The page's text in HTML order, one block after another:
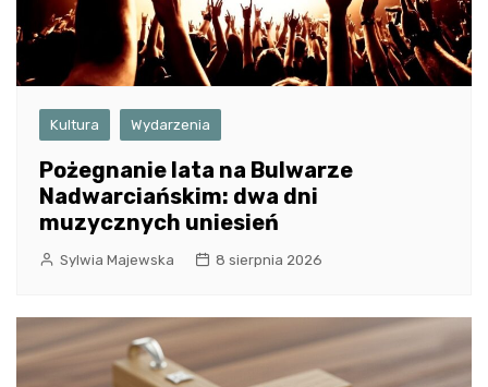
Kultura Wydarzenia
Pożegnanie lata na Bulwarze
Nadwarciańskim: dwa dni
muzycznych uniesień
Sylwia Majewska 8 sierpnia 2026